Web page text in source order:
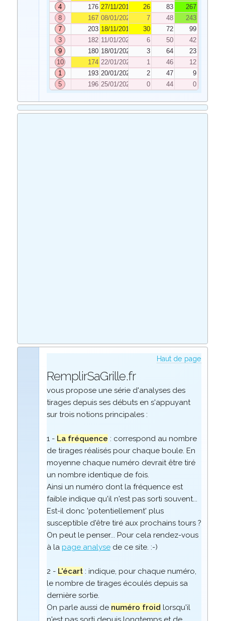
4
176 27/11/2019 26 83
267
8
167 08/01/2020 7 48
243
7
203 18/11/2019 30 72
99
3
182 11/01/2020 6 50
42
9
180 18/01/2020 3 64
23
10
174 22/01/2020 1 46
12
1
193 20/01/2020 2 47
9
5
196 25/01/2020 0 44 0
Haut de page
RemplirSaGrille.fr
vous propose une série d'analyses des
tirages depuis ses débuts en s'appuyant
sur trois notions principales :
1 - La fréquence : correspond au nombre
de tirages réalisés pour chaque boule. En
moyenne chaque numéro devrait être tiré
un nombre identique de fois.
Ainsi un numéro dont la fréquence est
faible indique qu'il n'est pas sorti souvent...
Est-il donc 'potentiellement' plus
susceptible d'être tiré aux prochains tours ?
On peut le penser... Pour cela rendez-vous
à la page analysede ce site. :-)
2 - L'écart: indique, pour chaque numéro,
le nombre de tirages écoulés depuis sa
dernière sortie.
On parle aussi de numéro froid lorsqu'il